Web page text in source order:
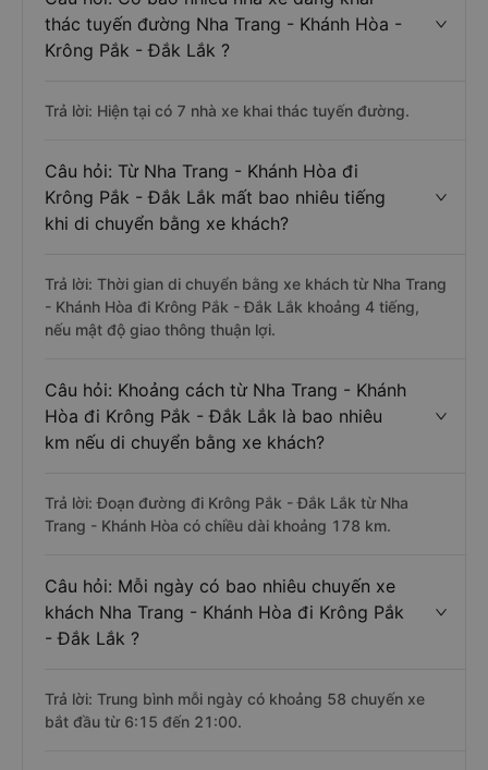
thác tuyến đường Nha Trang - Khánh Hòa -
Krông Pắk - Đắk Lắk ?
Trả lời: Hiện tại có 7 nhà xe khai thác tuyến đường.
Câu hỏi: Từ Nha Trang - Khánh Hòa đi
Krông Pắk - Đắk Lắk mất bao nhiêu tiếng
khi di chuyển bằng xe khách?
Trả lời: Thời gian di chuyển bằng xe khách từ Nha Trang
- Khánh Hòa đi Krông Pắk - Đắk Lắk khoảng 4 tiếng,
nếu mật độ giao thông thuận lợi.
Câu hỏi: Khoảng cách từ Nha Trang - Khánh
Hòa đi Krông Pắk - Đắk Lắk là bao nhiêu
km nếu di chuyển bằng xe khách?
Trả lời: Đoạn đường đi Krông Pắk - Đắk Lắk từ Nha
Trang - Khánh Hòa có chiều dài khoảng 178 km.
Câu hỏi: Mỗi ngày có bao nhiêu chuyến xe
khách Nha Trang - Khánh Hòa đi Krông Pắk
- Đắk Lắk ?
Trả lời: Trung bình mỗi ngày có khoảng 58 chuyến xe
bắt đầu từ 6:15 đến 21:00.